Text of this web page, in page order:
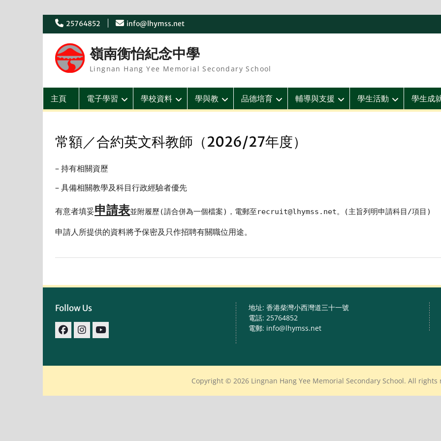
Skip
25764852
info@lhymss.net
嶺南衡怡紀念中學
Lingnan Hang Yee Memorial Secondary School
主頁 電子學習 學校資料 學與教 品德培育 輔導與支援 學生活動 學生成
常額／合約英文科教師（2026/27年度）
– 持有相關資歷
– 具備相關教學及科目行政經驗者優先
有意者填妥申請表並附履歷(請合併為一個檔案)，電郵至recruit@lhymss.net。(主旨列明申請科目/項目)
申請人所提供的資料將予保密及只作招聘有關職位用途。
Follow Us
地址: 香港柴灣小西灣道三十一號
電話: 25764852
電郵: info@lhymss.net
Copyright © 2026 Lingnan Hang Yee Memorial Secondary School. All rights